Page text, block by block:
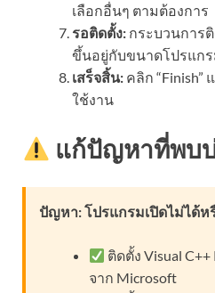
เลือกอื่นๆ ตามต้องการ
รอติดตั้ง: กระบวนการ
ขึ้นอยู่กับขนาดโปรแก
เสร็จสิ้น: คลิก “Finish”
ใช้งาน
แก้ปัญหาที่พบ
ปัญหา: โปรแกรมเปิดไม่ได้ห
ติดตั้ง Visual
จาก Microsoft